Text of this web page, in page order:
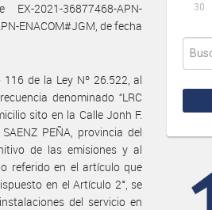
30
2021-36877468-APN-
ENACOM#JGM, de fecha
116 de la Ley Nº 26.522, al
denominado “LRC
sito en la Calle Jonh F.
PEÑA, provincia del
de las emisiones y al
referido en el artículo que
en el Artículo 2°, se
del servicio en